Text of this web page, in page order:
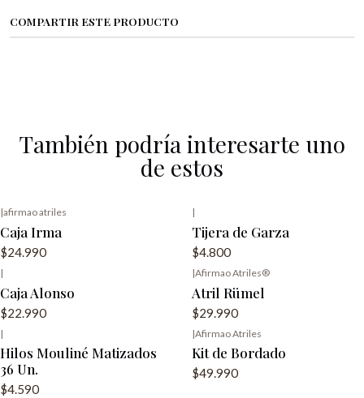
COMPARTIR ESTE PRODUCTO
También podría interesarte uno
de estos
|afirmao atriles
Caja Irma
$24.990
|
Tijera de Garza
$4.800
|
Caja Alonso
$22.990
|Afirmao Atriles®️
Atril Rümel
$29.990
|
Hilos Mouliné Matizados
36 Un.
$4.590
|Afirmao Atriles
Kit de Bordado
$49.990